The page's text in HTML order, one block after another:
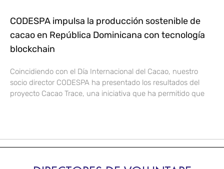
CODESPA impulsa la producción sostenible de
cacao en República Dominicana con tecnología
blockchain
Coincidiendo con el Día Internacional del Cacao, nuestro
socio director CODESPA ha presentado los resultados del
proyecto Cacao Trace, una iniciativa que ha permitido que